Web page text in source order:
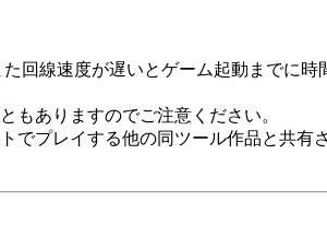
回線速度が遅いとゲーム起動までに時
もありますのでご注意ください。
でプレイする他の同ツール作品と共有